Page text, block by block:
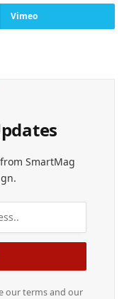
Vimeo
SmartMag
our terms and our